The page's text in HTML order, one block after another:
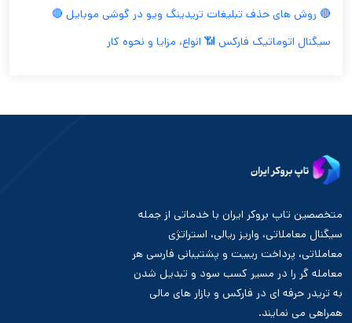
🔴 روش های حذف تبلیغات تریدینگ ویو در گوشی موبایل 🔴
سیگنال اتوماتیک فارکس 📶 انواع، مزایا و نحوه کار
متخصصین تاپ بروکر ایران با خدماتی از جمله
سیگنال معاملاتی، واریز ریالی، استراتژی
معاملاتی، پرداخت ریبیت و پشتیبانی فارسی هر
معامله گر را در مسیر کسب سود و تبدیل شدن
به تریدر حرفه ای در فارکس و بازار های مالی
همراهی می نمایند.